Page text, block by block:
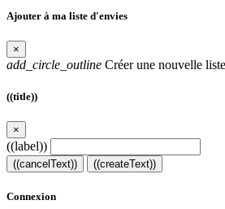
Ajouter à ma liste d'envies
×
add_circle_outline Créer une nouvelle liste
((title))
×
((label))
((cancelText)) ((createText))
Connexion